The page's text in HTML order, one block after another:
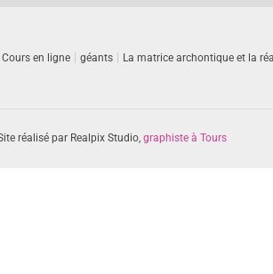
Cours en ligne géants La matrice archontique et la
réalisé par Realpix Studio, graphiste à Tours